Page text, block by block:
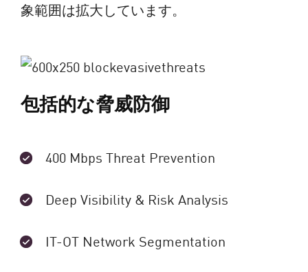
象範囲は拡大しています。
包括的な脅威防御
400 Mbps Threat Prevention
Deep Visibility & Risk Analysis
IT-OT Network Segmentation